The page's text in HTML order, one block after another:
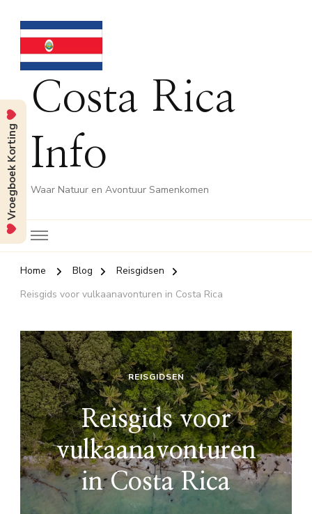
Costa Rica
Info
Waar Natuur en Avontuur Samenkomen
Home Blog
Reisgidsen
Reisgids voor vulkaanavonturen in Costa Rica
REISGIDSEN
Reisgids voor
vulkaanavonturen
in Costa Rica
Vroegboek Korting